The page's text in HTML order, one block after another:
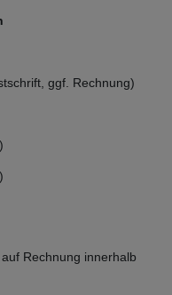
ggf. Rechnung)
Rechnung innerhalb